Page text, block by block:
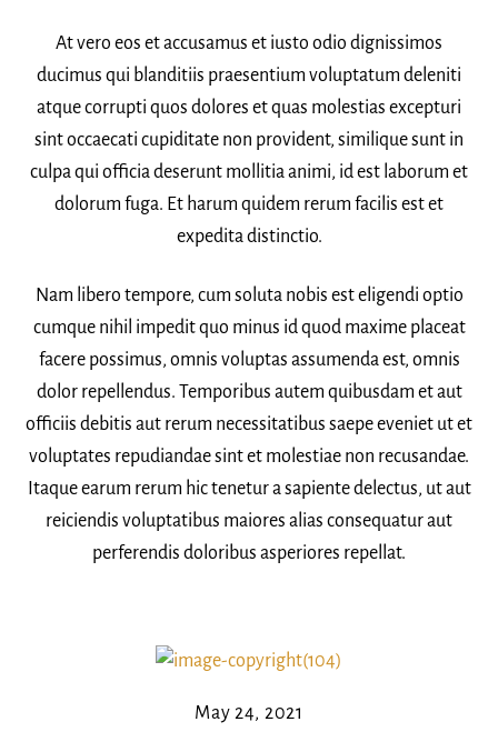
At vero eos et accusamus et iusto odio dignissimos
ducimus qui blanditiis praesentium voluptatum deleniti
atque corrupti quos dolores et quas molestias excepturi
sint occaecati cupiditate non provident, similique sunt in
culpa qui officia deserunt mollitia animi, id est laborum et
dolorum fuga. Et harum quidem rerum facilis est et
expedita distinctio.
Nam libero tempore, cum soluta nobis est eligendi optio
cumque nihil impedit quo minus id quod maxime placeat
facere possimus, omnis voluptas assumenda est, omnis
dolor repellendus. Temporibus autem quibusdam et aut
officiis debitis aut rerum necessitatibus saepe eveniet ut et
voluptates repudiandae sint et molestiae non recusandae.
Itaque earum rerum hic tenetur a sapiente delectus, ut aut
reiciendis voluptatibus maiores alias consequatur aut
perferendis doloribus asperiores repellat.
May 24, 2021